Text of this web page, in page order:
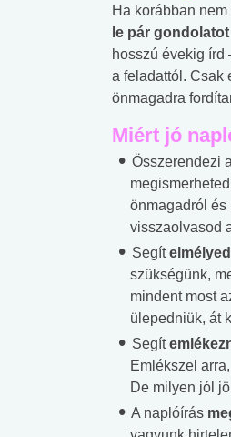
Ha korábban
le pár
hosszú évekig írd
a feladattól. Csak
önmagadra
Miért jó
Összerendezi a
megismerheted
önmagadról és
visszaolvasod
Segít
szükségünk,
mindent most
ülepedniük, át
Segít
Emlékszel
De milyen jól
A naplóírás